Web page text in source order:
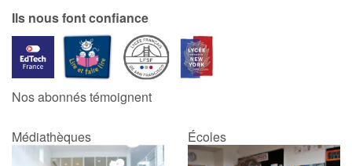
Écoles
Médiathèques
Ils nous font confiance
Nos abonnés témoignent
Médiathèques Écoles